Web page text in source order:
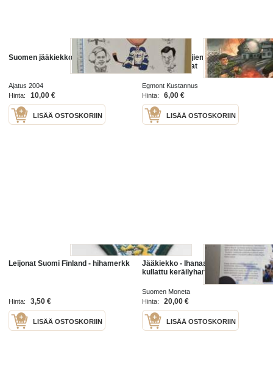
Suomen jääkiekkoleijonat
Ajatus 2004
Hinta:
10,00 €
LISÄÄ OSTOSKORIIN
Rauhanturvaajien Korkeajännitys -
Aavikon leijonat
Egmont Kustannus
Hinta:
6,00 €
LISÄÄ OSTOSKORIIN
Leijonat Suomi Finland - hihamerkk
Hinta: 3,50 €
LISÄÄ OSTOSKORIIN
Jääkiekko - Ihanaa leijonat ihanaa!,
kullattu keräilyharkko - Moneta
Suomen Moneta
Hinta:
20,00 €
LISÄÄ OSTOSKORIIN